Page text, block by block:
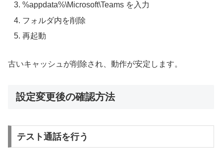
%appdata%\Microsoft\Teams を入力
フォルダ内を削除
再起動
古いキャッシュが削除され、動作が安定します。
設定変更後の確認方法
テスト通話を行う